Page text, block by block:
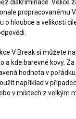
diskriminace. Velice
propracovanému
o hloubce a velikosti
V Break si můžete
a kde barevné kovy.
hodnota v
například v
v místech z velkým